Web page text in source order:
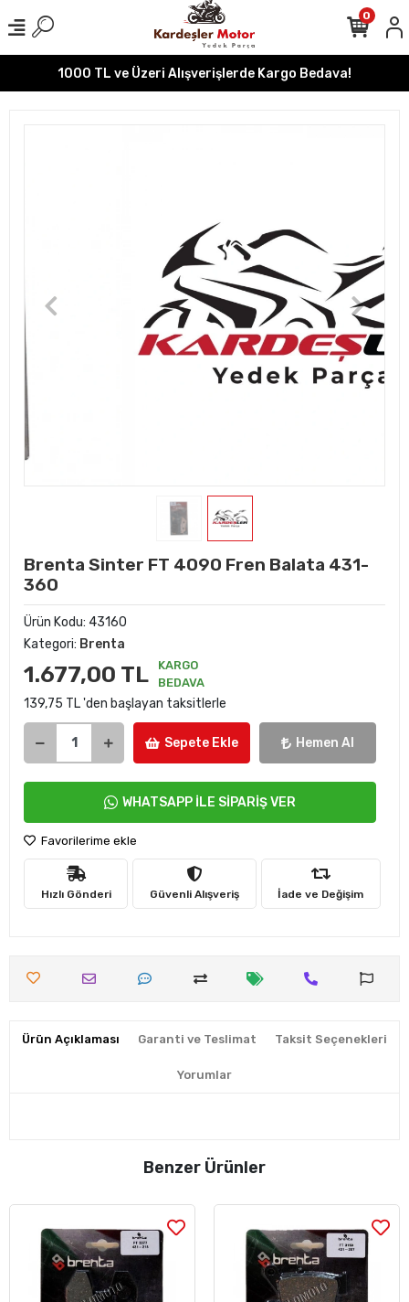
1000 TL ve Üzeri Alışverişlerde Kargo Bedava!
0
Brenta Sinter FT 4090 Fren Balata 431-
360
Ürün Kodu: 43160
Kategori: Brenta
1.677,00 TL
KARGO
BEDAVA
139,75 TL 'den başlayan taksitlerle
Sepete Ekle Hemen Al
WHATSAPP İLE SİPARİŞ VER
Favorilerime ekle
Hızlı Gönderi Güvenli Alışveriş İade ve Değişim
Ürün Açıklaması Garanti ve Teslimat Taksit Seçenekleri
Yorumlar
Benzer Ürünler